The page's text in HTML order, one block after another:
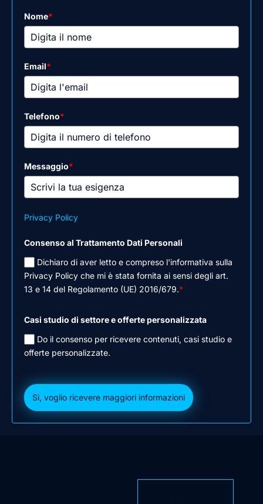
Nome*
Email*
Telefono*
Messaggio*
Privacy Policy
Consenso al Trattamento Dati Personali
Dichiaro di aver letto e compreso l'informativa sulla
Privacy Policy che mi è stata fornita ai sensi degli art.
13 e 14 del Regolamento (UE) 2016/679.*
Casi studio di settore e offerte personalizzata
Do il consenso per ricevere contenuti, casi studio e
offerte personalizzate.
Si, voglio ricevere maggiori informazioni